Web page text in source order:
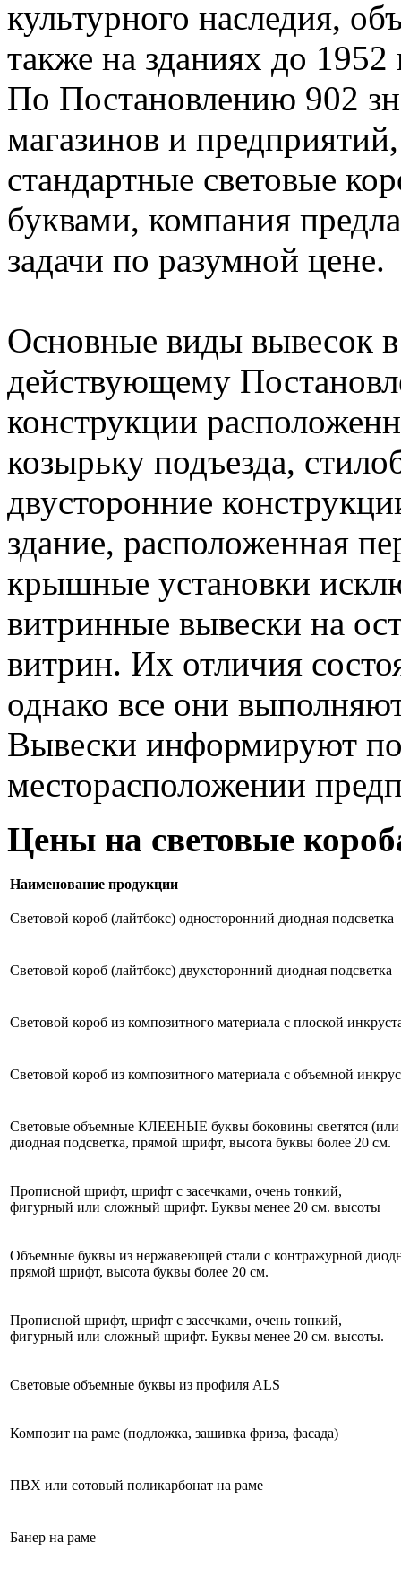
культурного наследия,
также на зданиях до
По Постановлению 902
магазинов и
стандартные световые
буквами, компания
задачи по разумной цене.
Основные виды вывесок
действующему
конструкции
козырьку подъезда,
двусторонние
здание, расположенная
крышные установки
витринные вывески на
витрин. Их отличия
однако все они
Вывески информируют
месторасположении
Цены на световые
Наименование продукции
Световой короб (лайтбокс) односторонний диодная подсветка
Световой короб (лайтбокс) двухсторонний диодная подсветка
Световой короб из композитного материала с плоской
Световой короб из композитного материала с объемной
Световые объемные КЛЕЕНЫЕ буквы боковины светятся (или
диодная подсветка, прямой шрифт, высота буквы более 20 см.
Прописной шрифт, шрифт с засечками, очень тонкий,
фигурный или сложный шрифт. Буквы менее 20 см. высоты
Объемные буквы из нержавеющей стали с контражурной
прямой шрифт, высота буквы более 20 см.
Прописной шрифт, шрифт с засечками, очень тонкий,
фигурный или сложный шрифт. Буквы менее 20 см. высоты.
Световые объемные буквы из профиля ALS
Композит на раме (подложка, зашивка фриза, фасада)
ПВХ или сотовый поликарбонат на раме
Банер на раме